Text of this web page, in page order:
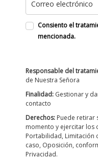
Consiento el
mencionada.
Responsable del
de Nuestra Señora
Finalidad: Gestionar y
contacto
Derechos: Puede retirar
momento y ejercitar los
Portabilidad, Limitación
caso, Oposición,
Privacidad.